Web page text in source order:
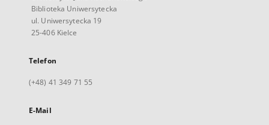
Biblioteka Uniwersytecka
ul. Uniwersytecka 19
25-406 Kielce
Telefon
(+48) 41 349 71 55
E-Mail